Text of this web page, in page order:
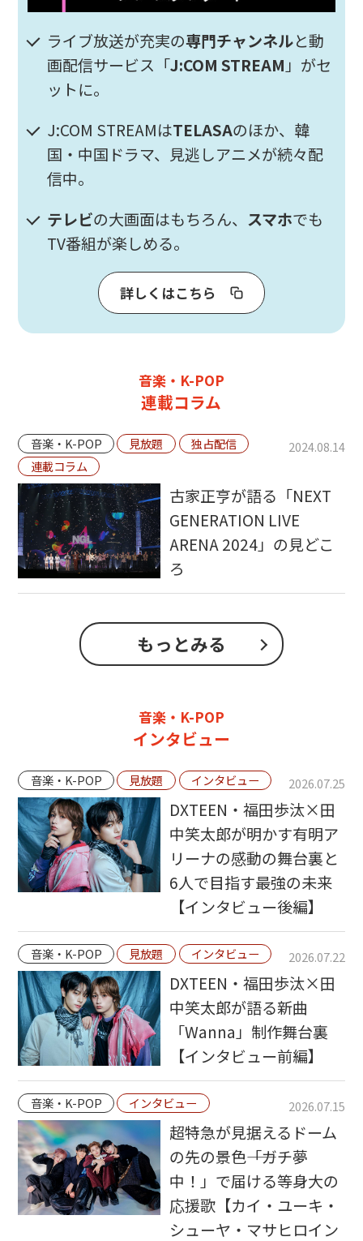
ライブ放送が充実の専門チャンネルと動
画配信サービス「J:COM STREAM 」がセ
ットに。
J:COM STREAMはTELASAのほか、韓
国・中国ドラマ、見逃しアニメが続々配
信中。
テレビの大画面はもちろん、 スマホでも
TV番組が楽しめる。
詳しくはこちら
音楽・K-POP
連載コラム
音楽・K-POP 見放題
独占配信
連載コラム
2024.08.14
古家正亨が語る「NEXT
GENERATION LIVE
ARENA 2024」の見どこ
ろ
もっとみる
音楽・K-POP
インタビュー
音楽・K-POP 見放題 インタビュー 2026.07.25
DXTEEN・福田歩汰×田
中笑太郎が明かす有明ア
リーナの感動の舞台裏と
6人で目指す最強の未来
【インタビュー後編】
音楽・K-POP 見放題 インタビュー 2026.07.22
DXTEEN・福田歩汰×田
中笑太郎が語る新曲
「Wanna」制作舞台裏
【インタビュー前編】
音楽・K-POP インタビュー 2026.07.15
超特急が見据えるドーム
の先の景色――「ガチ夢
中！」で届ける等身大の
応援歌【カイ・ユーキ・
シューヤ・マサヒロイン